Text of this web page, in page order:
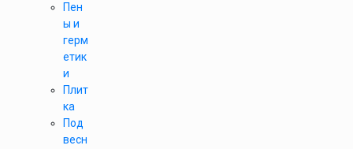
Пен
ы и
герм
етик
и
Плит
ка
Под
весн